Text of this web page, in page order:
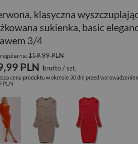
klasyczna
sukienka, basic
3/4
159,99 PLN
PLN brutto/szt.
cena produktu w okresie 30 dni przed
PLN